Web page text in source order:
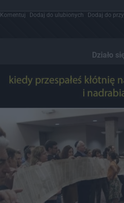
Komentuj Dodaj do ulubionych Dodaj do
Działo